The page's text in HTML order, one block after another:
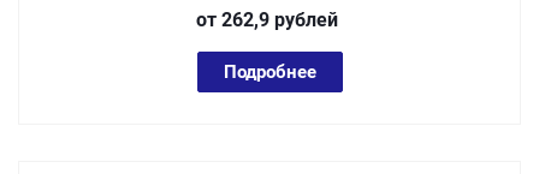
от 262,9 рублей
Подробнее